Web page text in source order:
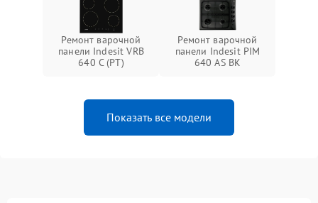
Ремонт варочной
панели Indesit VRB
640 C (PT)
Ремонт варочной
панели Indesit PIM
640 AS BK
Показать все модели